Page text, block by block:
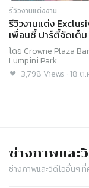
รีวิวงานแต่งงาน
รีวิวงานแต่ง
เพื่อนซี้ ปาร์ตี้จัดเต็ม
Crowne Plaza
Lumpini Park
โดย Crowne Plaza
Lumpini Park
3,798 Views ·18 ต.
ช่างภาพและ
ช่างภาพและวิดีโออื่นๆ